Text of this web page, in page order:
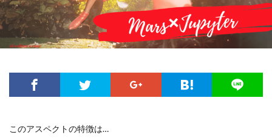
このアスペクトの特徴は…